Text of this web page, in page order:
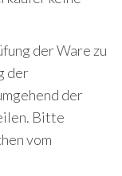
der Ware zu
der
der
Bitte
vom